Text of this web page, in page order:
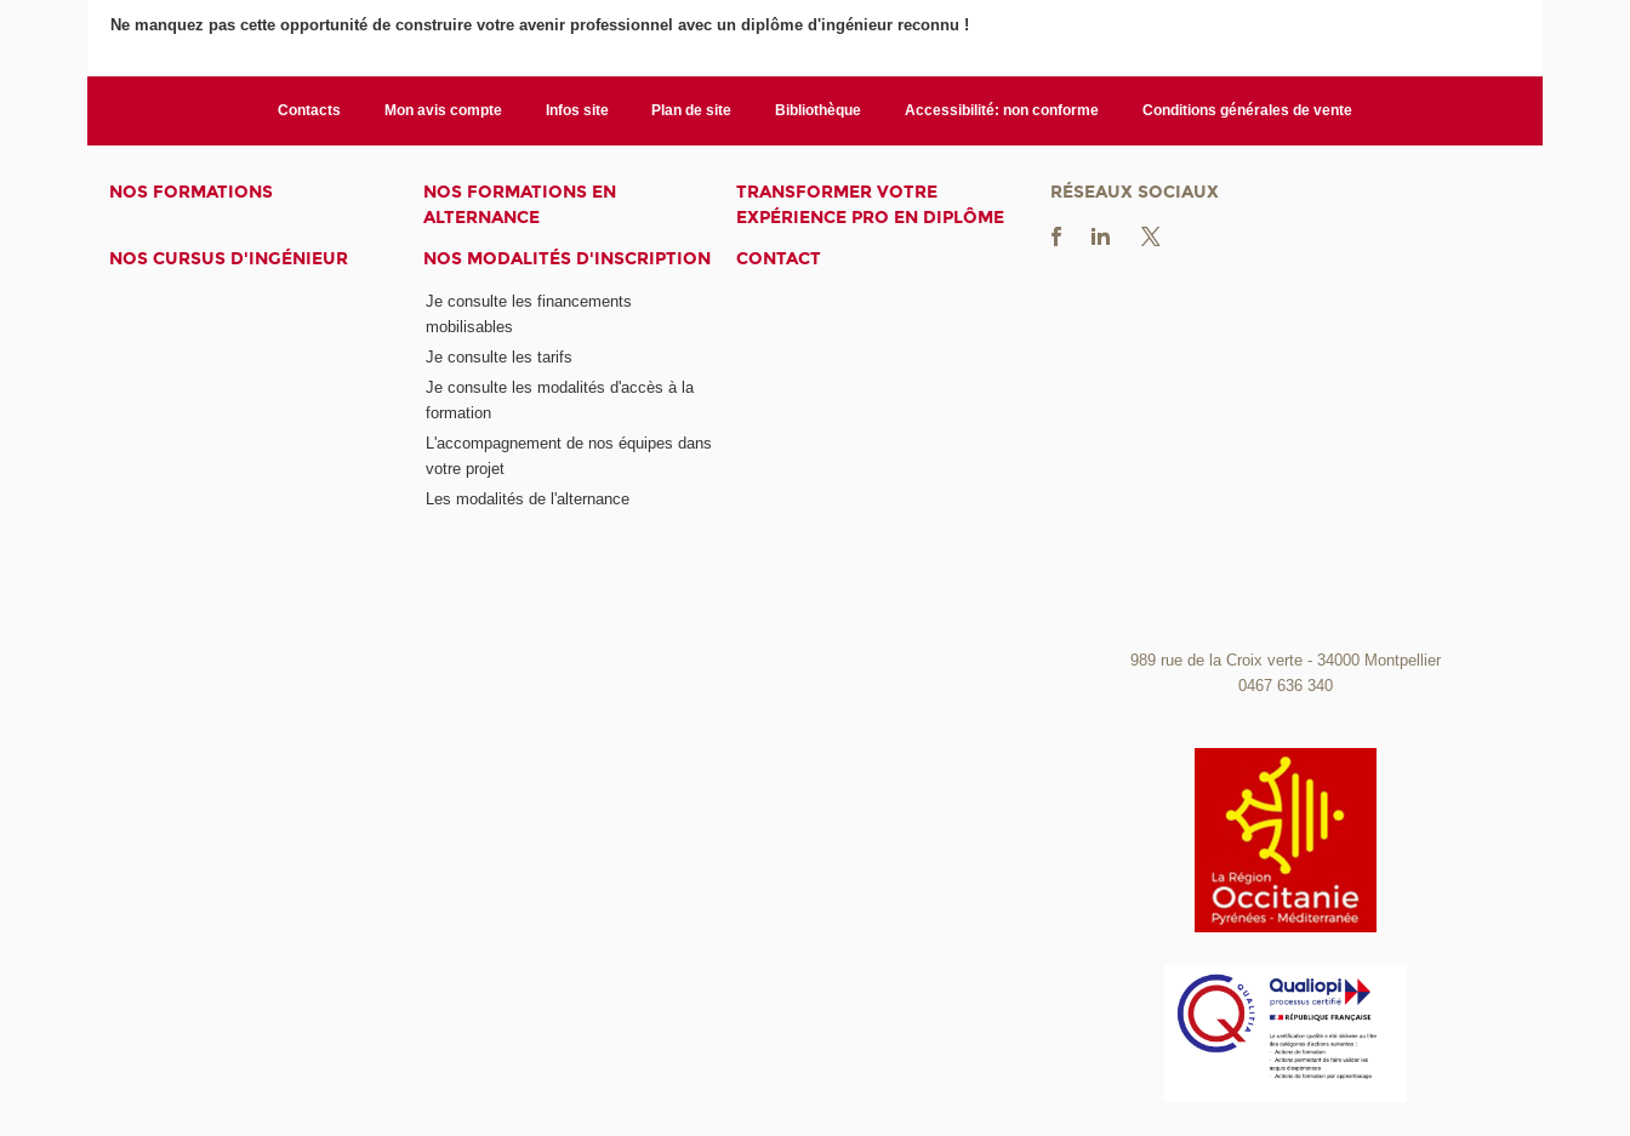
Ne manquez pas cette opportunité de construire votre avenir professionnel avec un diplôme d'ingénieur reconnu !
Contacts Mon avis compte Infos site Plan de site Bibliothèque Accessibilité: non conforme Conditions générales de vente
NOS FORMATIONS
NOS FORMATIONS EN
ALTERNANCE
TRANSFORMER VOTRE
EXPÉRIENCE PRO EN DIPLÔME
NOS CURSUS D'INGÉNIEUR
NOS MODALITÉS D'INSCRIPTION
Je consulte les financements
mobilisables
Je consulte les tarifs
Je consulte les modalités d'accès à la
formation
L'accompagnement de nos équipes dans
votre projet
Les modalités de l'alternance
CONTACT
RÉSEAUX SOCIAUX
989 rue de la Croix verte - 34000 Montpellier
0467 636 340